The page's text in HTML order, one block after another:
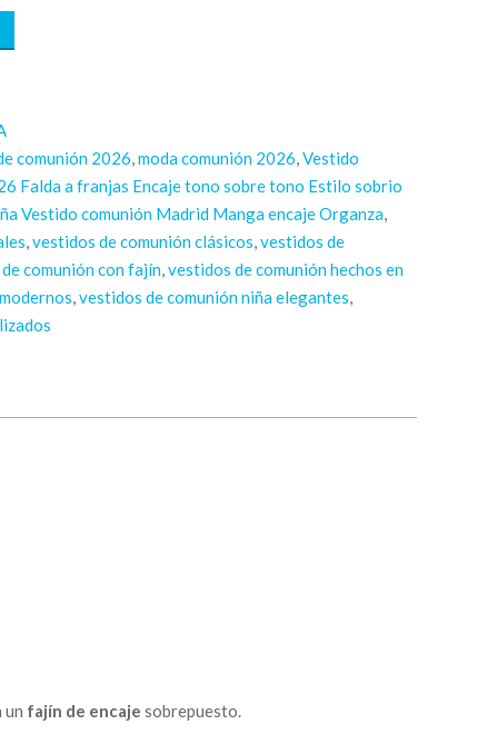
comunión 2026,moda comunión 2026,Vestido
Falda a franjas Encaje tono sobre tono Estilo sobrio
Vestido comunión Madrid Manga encaje Organza,
,vestidos de comunión clásicos,vestidos de
comunión con fajín,vestidos de comunión hechos en
,vestidos de comunión niña elegantes,
un fajín de encaje sobrepuesto.